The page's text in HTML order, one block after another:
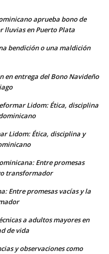
aprueba bono de
lluvias en Puerto Plata
bendición o una maldición
en entrega del Bono Navideño
Lidom: Ética, disciplina
Lidom: Ética, disciplina y
Entre promesas
transformador
Entre promesas vacías y la
a adultos mayores en
de vida
y observaciones como